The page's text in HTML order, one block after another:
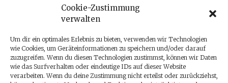
Cookie-Zustimmung
verwalten
Um dir ein optimales Erlebnis zu bieten, verwenden wir Technologien
wie Cookies, um Geräteinformationen zu speichern und/oder darauf
zuzugreifen. Wenn du diesen Technologien zustimmst, können wir Daten
wie das Surfverhalten oder eindeutige IDs auf dieser Website
verarbeiten. Wenn du deine Zustimmung nicht erteilst oder zurückziehst,
Unsere Partner
Hier befindet sich das kulturell-kreative und